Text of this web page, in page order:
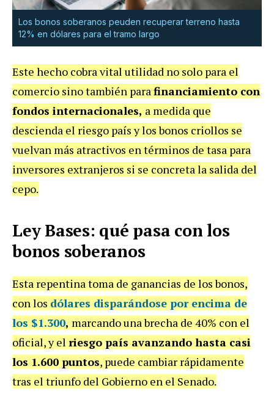
Los bonos soberanos peuden recuperar terreno hasta
12% en dólares para el tramo largo
Este hecho cobra vital utilidad no solo para el
comercio sino también para financiamiento con
fondos internacionales, a medida que
descienda el riesgo país y los bonos criollos se
vuelvan más atractivos en términos de tasa para
inversores extranjeros si se concreta la salida del
cepo.
Ley Bases: qué pasa con los
bonos soberanos
Esta repentina toma de ganancias de los bonos,
con los dólares disparándose por encima de
los $1.300, marcando una brecha de 40% con el
oficial, y el riesgo país avanzando hasta casi
los 1.600 puntos, puede cambiar rápidamente
tras el triunfo del Gobierno en el Senado.